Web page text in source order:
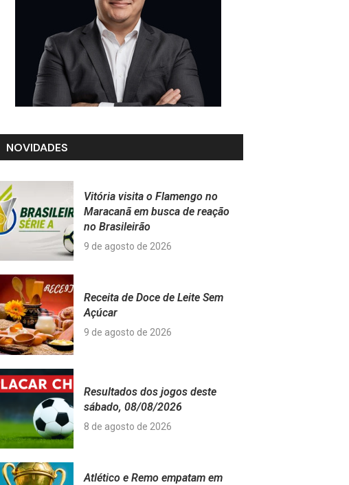
NOVIDADES
Vitória visita o Flamengo no
Maracanã em busca de reação
no Brasileirão
9 de agosto de 2026
Receita de Doce de Leite Sem
Açúcar
9 de agosto de 2026
Resultados dos jogos deste
sábado, 08/08/2026
8 de agosto de 2026
Atlético e Remo empatam em